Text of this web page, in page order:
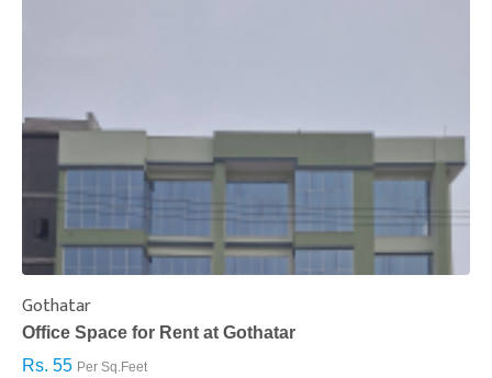
Gothatar
Office Space for Rent at Gothatar
Rs. 55 Per Sq.Feet